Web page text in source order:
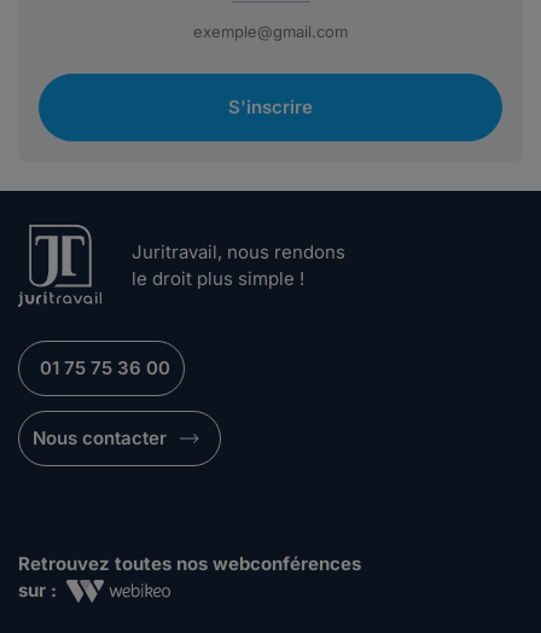
S'inscrire
Juritravail, nous rendons
le droit plus simple !
01 75 75 36 00
Nous contacter
Retrouvez toutes nos webconférences
sur :